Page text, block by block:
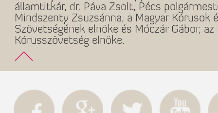
államtitkár, dr. Páva Zsolt, Pécs
Mindszenty Zsuzsánna, a Magyar Kórusok
Szövetségének elnöke és Móczár Gábor, az
Kórusszövetség elnöke.